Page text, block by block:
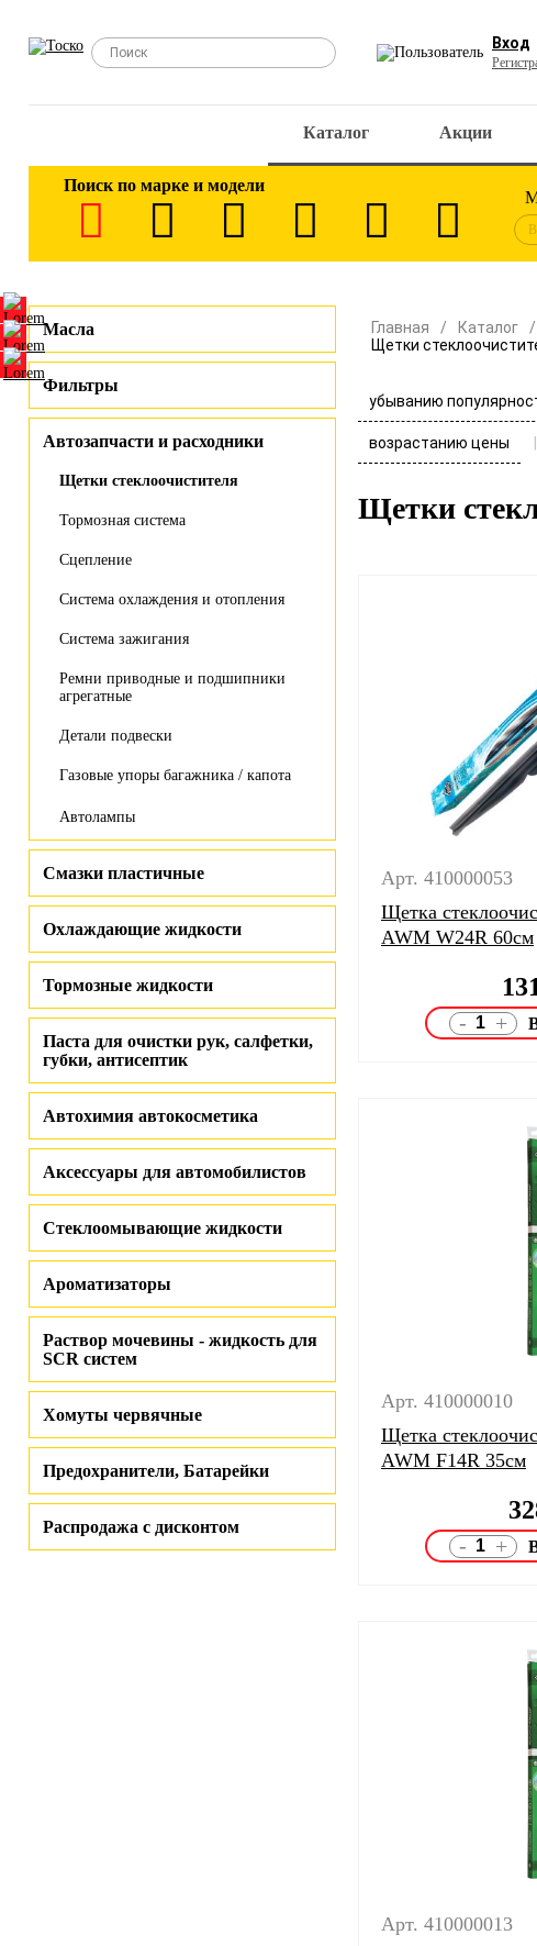
Вход
Каталог Акции
Поиск по марке и модели
Масла
Фильтры
Автозапчасти и расходники
Щетки стеклоочистителя
Тормозная система
Сцепление
Система охлаждения и отопления
Система зажигания
Ремни приводные и подшипники
агрегатные
Детали подвески
Газовые упоры багажника / капота
Автолампы
Смазки пластичные
Охлаждающие жидкости
Тормозные жидкости
Паста для очистки рук, салфетки,
губки, антисептик
Автохимия автокосметика
Аксессуары для автомобилистов
Стеклоомывающие жидкости
Ароматизаторы
Раствор мочевины - жидкость для
SCR систем
Хомуты червячные
Предохранители, Батарейки
Распродажа с дисконтом
Главная Каталог
Щетки
убыванию
возрастанию цены
Щетки
Арт. 410000053
Щетка
AWM W24R 60см
- +
Арт. 410000010
Щетка
AWM F14R 35см
- +
Арт. 410000013